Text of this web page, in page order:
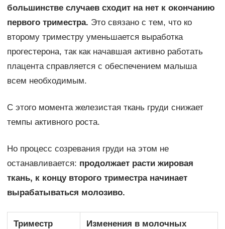
большинстве случаев сходит на нет к окончанию
первого триместра. Это связано с тем, что ко
второму триместру уменьшается выработка
прогестерона, так как начавшая активно работать
плацента справляется с обеспечением малыша
всем необходимым.
С этого момента железистая ткань груди снижает
темпы активного роста.
Но процесс созревания груди на этом не
останавливается: продолжает расти жировая
ткань, к концу второго триместра начинает
вырабатываться молозиво.
Триместр
Изменения в молочных